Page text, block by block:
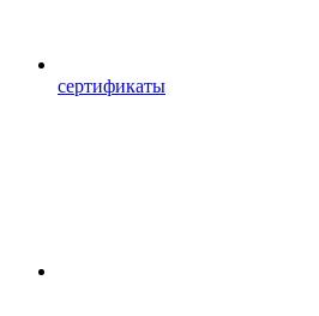
сертификаты